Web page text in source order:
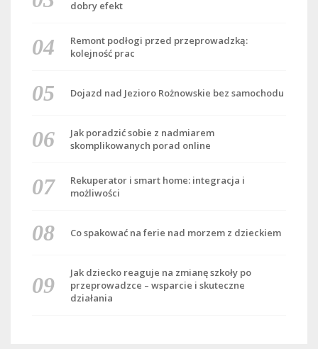
dobry efekt
Remont podłogi przed przeprowadzką:
kolejność prac
Dojazd nad Jezioro Rożnowskie bez samochodu
Jak poradzić sobie z nadmiarem
skomplikowanych porad online
Rekuperator i smart home: integracja i
możliwości
Co spakować na ferie nad morzem z dzieckiem
Jak dziecko reaguje na zmianę szkoły po
przeprowadzce – wsparcie i skuteczne
działania